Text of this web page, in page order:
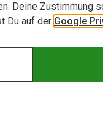
Deine Zustimmung
Du auf der Google